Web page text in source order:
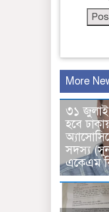
More
৩১ জুলাই
হ‌বে
সদস্য
একেএম